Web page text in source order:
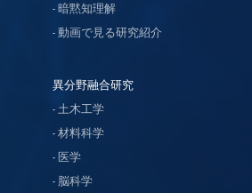
暗黙知理解
動画で見る研究紹介
異分野融合研究
土木工学
材料科学
医学
脳科学